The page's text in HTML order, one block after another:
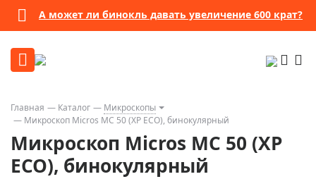
А может ли бинокль давать увеличение 600 крат?
Главная Каталог
Микроскопы
Микроскоп Micros МС 50 (XP ECO), бинокулярный
Микроскоп Micros МС 50 (XP
ECO), бинокулярный